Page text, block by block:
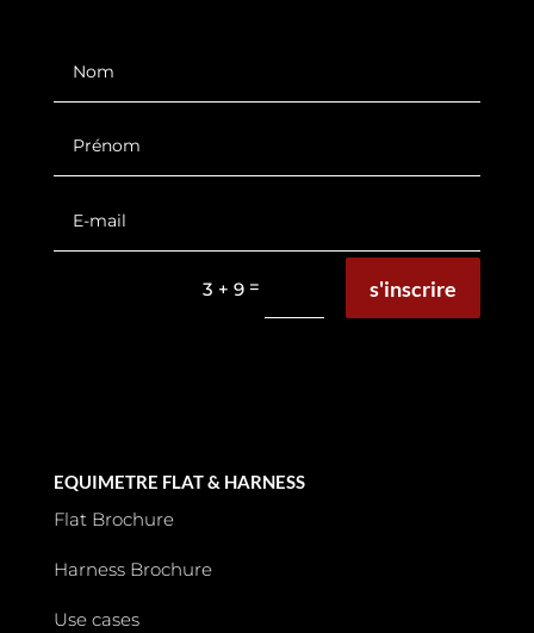
3 + 9 = s'inscrire
EQUIMETRE FLAT & HARNESS
Flat Brochure
Harness Brochure
Use cases